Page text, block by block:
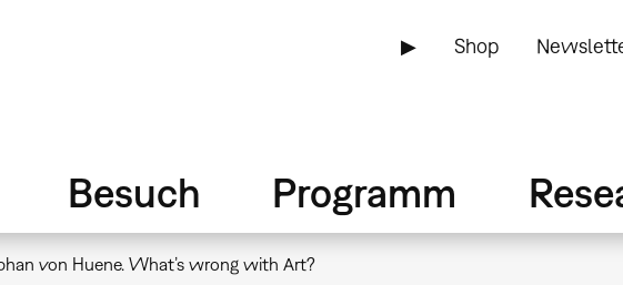
▶ Shop
Besuch Programm
von Huene. What’s wrong with Art?